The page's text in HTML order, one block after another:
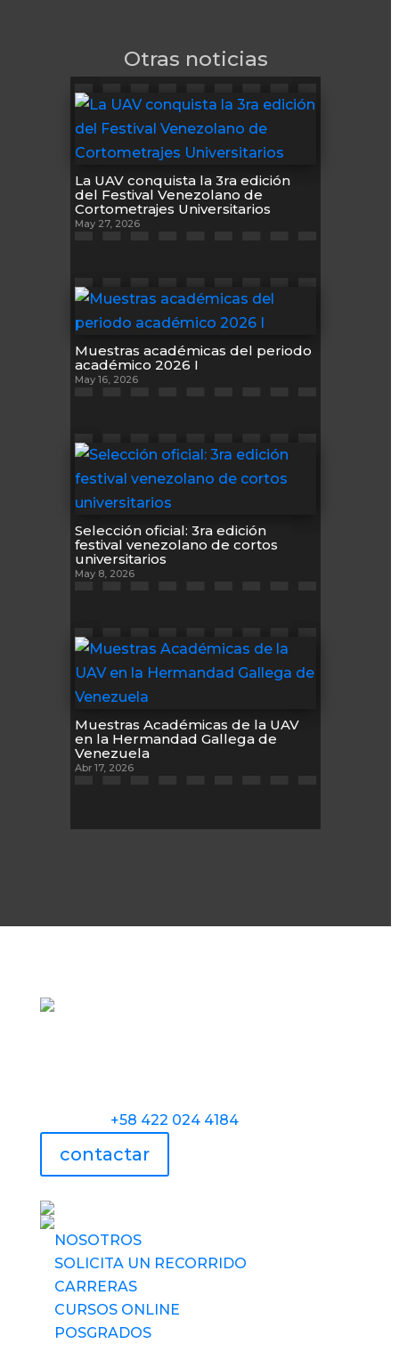
Otras noticias
La UAV conquista la 3ra edición
del Festival Venezolano de
Cortometrajes Universitarios
May 27, 2026
Muestras académicas del periodo
académico 2026 I
May 16, 2026
Selección oficial: 3ra edición
festival venezolano de cortos
universitarios
May 8, 2026
Muestras Académicas de la UAV
en la Hermandad Gallega de
Venezuela
Abr 17, 2026
+58 422 024 4184
contactar
NOSOTROS
SOLICITA UN RECORRIDO
CARRERAS
CURSOS ONLINE
POSGRADOS